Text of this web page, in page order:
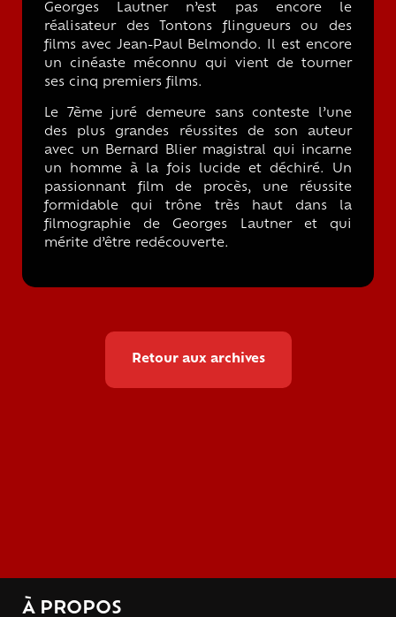
Georges Lautner n’est pas encore le
réalisateur des Tontons flingueurs ou des
films avec Jean-Paul Belmondo. Il est encore
un cinéaste méconnu qui vient de tourner
ses cinq premiers films.
Le 7ème juré demeure sans conteste l’une
des plus grandes réussites de son auteur
avec un Bernard Blier magistral qui incarne
un homme à la fois lucide et déchiré. Un
passionnant film de procès, une réussite
formidable qui trône très haut dans la
filmographie de Georges Lautner et qui
mérite d’être redécouverte.
Retour aux archives
À PROPOS